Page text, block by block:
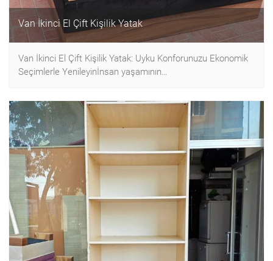
Van İkinci El Çift Kişilik Yatak
Van İkinci El Çift Kişilik Yatak: Uyku Konforunuzu Ekonomik
Seçimlerle Yenileyinİnsan yaşamının…